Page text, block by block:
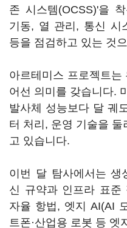
존 시스템(OCSS)'을
기동, 열 관리, 통신 시
등을 점검하고 있는 것
아르테미스 프로젝트
어선 의미를 갖습니다.
발사체 성능보다 달 궤
터 처리, 운영 기술을
고 있습니다.
이번 달 탐사에서는 생
신 규약과 인프라 표준
자율 항법, 엣지 AI(AI
트폰·산업용 로봇 등 엣